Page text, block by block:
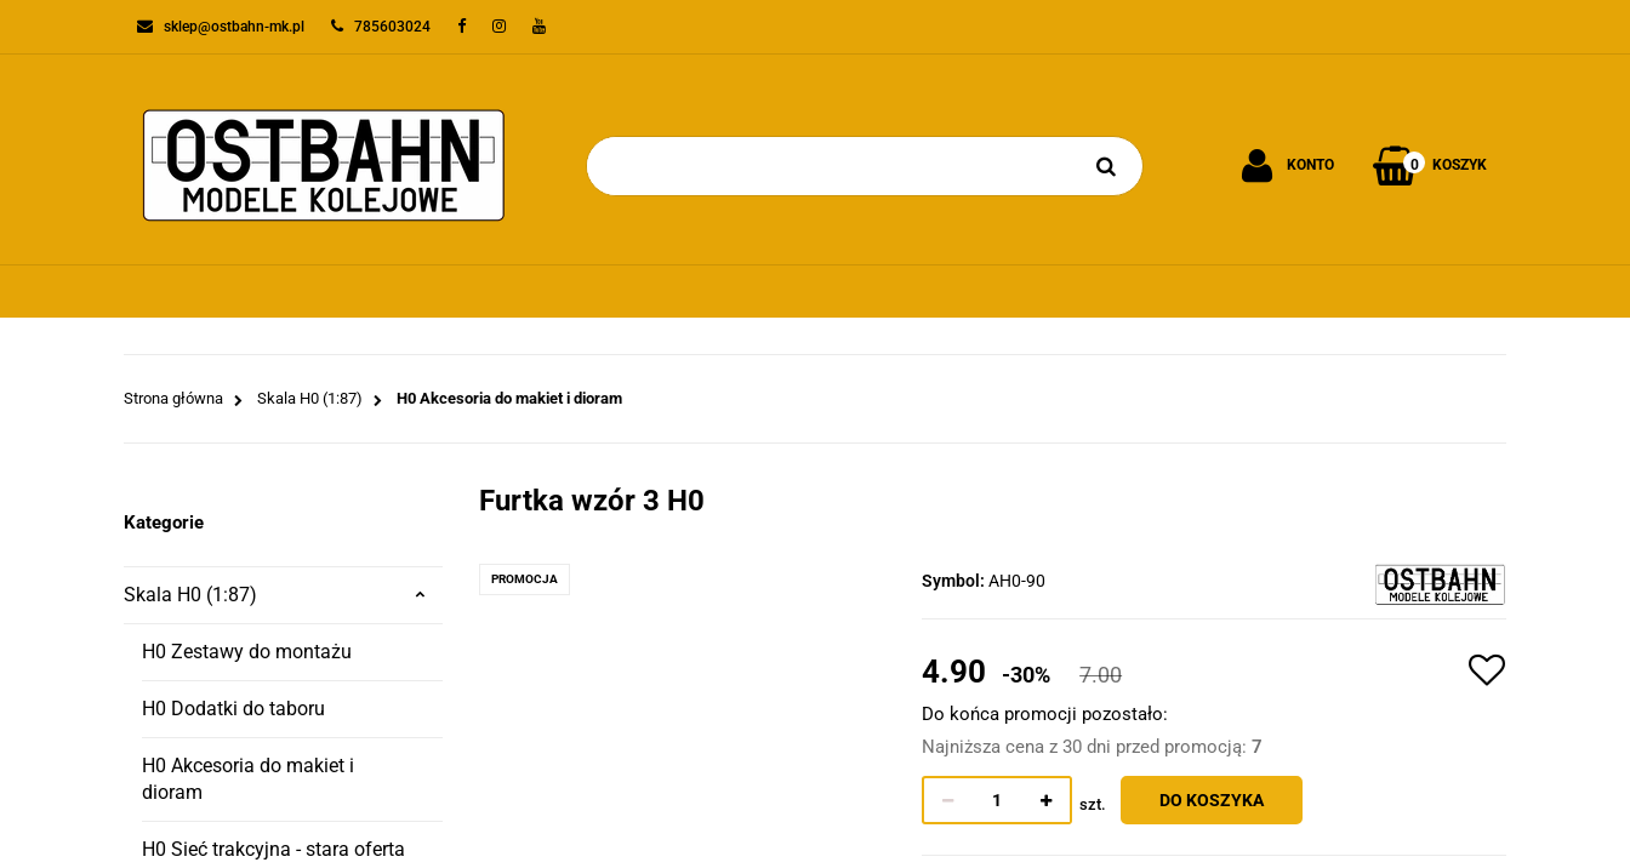
sklep@ostbahn-mk.pl 785603024
KONTO 0 KOSZYK
KATEGORIE PROMOCJE
Strona główna Skala H0 (1:87) H0 Akcesoria do makiet i dioram
Kategorie
Skala H0 (1:87)
H0 Zestawy do montażu
H0 Dodatki do taboru
H0 Akcesoria do makiet i
dioram
H0 Sieć trakcyjna - stara oferta
Furtka wzór 3 H0
PROMOCJA Symbol:AH0-90
4.90 -30% 7.00
Do końca promocji pozostało:
Najniższa cena z 30 dni przed promocją:7
szt. DO KOSZYKA